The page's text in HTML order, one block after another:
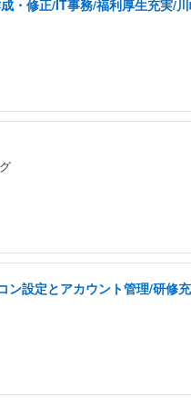
・修正/IT事務/福利厚生充実/
ン設定とアカウント管理/研修